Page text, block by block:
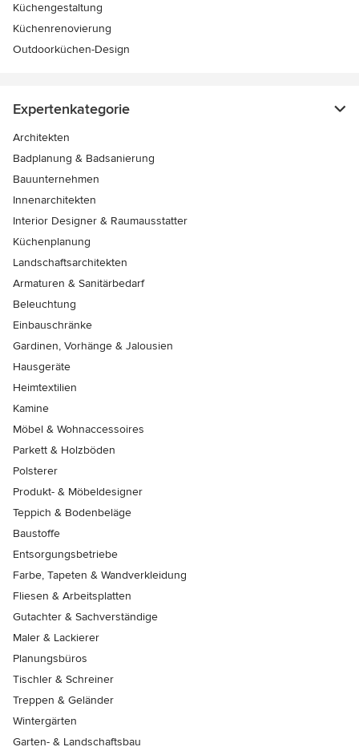
Küchengestaltung
Küchenrenovierung
Outdoorküchen-Design
Expertenkategorie
Architekten
Badplanung & Badsanierung
Bauunternehmen
Innenarchitekten
Interior Designer & Raumausstatter
Küchenplanung
Landschaftsarchitekten
Armaturen & Sanitärbedarf
Beleuchtung
Einbauschränke
Gardinen, Vorhänge & Jalousien
Hausgeräte
Heimtextilien
Kamine
Möbel & Wohnaccessoires
Parkett & Holzböden
Polsterer
Produkt- & Möbeldesigner
Teppich & Bodenbeläge
Baustoffe
Entsorgungsbetriebe
Farbe, Tapeten & Wandverkleidung
Fliesen & Arbeitsplatten
Gutachter & Sachverständige
Maler & Lackierer
Planungsbüros
Tischler & Schreiner
Treppen & Geländer
Wintergärten
Garten- & Landschaftsbau